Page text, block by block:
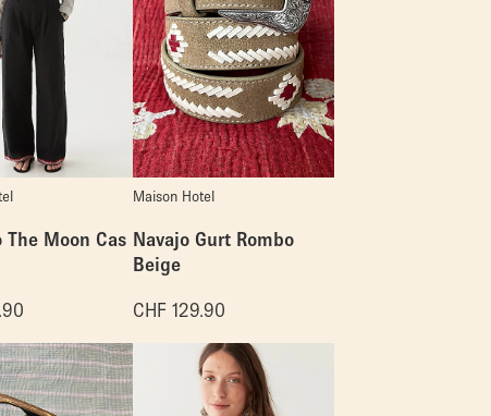
The Moon Cas
Maison Hotel
Navajo Gurt Rombo
Beige
CHF 129.90